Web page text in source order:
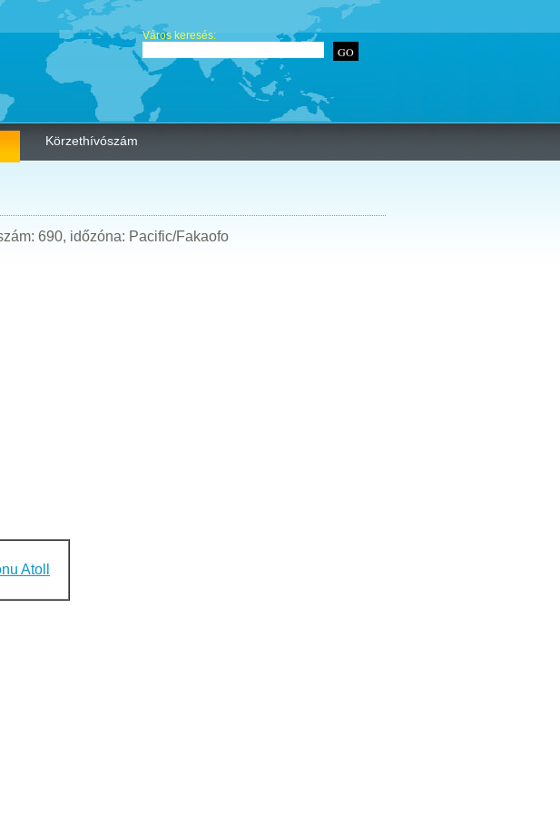
Város keresés:
Körzethívószám
690, időzóna: Pacific/Fakaofo
Atoll